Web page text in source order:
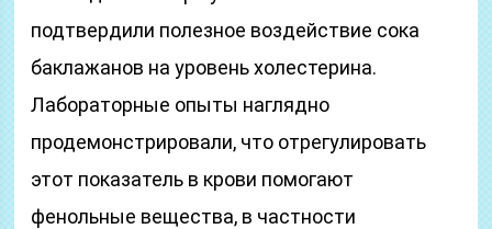
подтвердили полезное воздействие сока
баклажанов на уровень холестерина.
Лабораторные опыты наглядно
продемонстрировали, что отрегулировать
этот показатель в крови помогают
фенольные вещества, в частности